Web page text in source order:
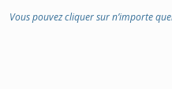
Vous pouvez cliquer sur n’importe